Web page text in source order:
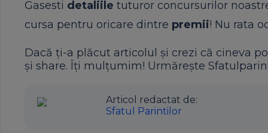
Gasesti detaliile tuturor concursurilor
cursa pentru oricare dintre premii! Nu rata
Dacă ți-a plăcut articolul și crezi că cineva
și share. Îți mulțumim! Urmărește
Articol redactat de:
Sfatul Parintilor